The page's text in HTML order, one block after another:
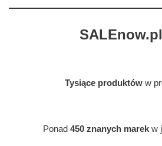
Tysiące produktów w
Ponad 450 znanych marek w